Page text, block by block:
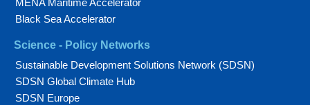
MENA Maritime Accelerator
Black Sea Accelerator
Science - Policy Networks
Sustainable Development Solutions Network (SDSN)
SDSN Global Climate Hub
SDSN Europe